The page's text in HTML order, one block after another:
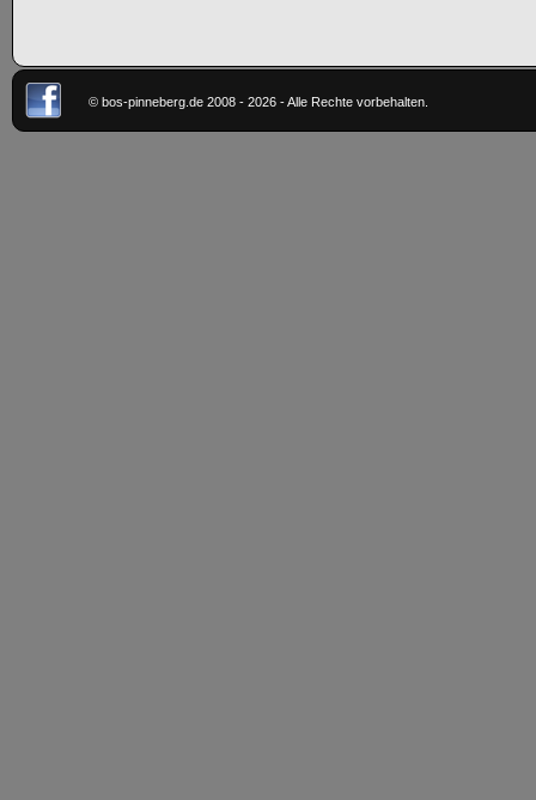
© bos-pinneberg.de 2008 - 2026 - Alle Rechte vorbehalten.